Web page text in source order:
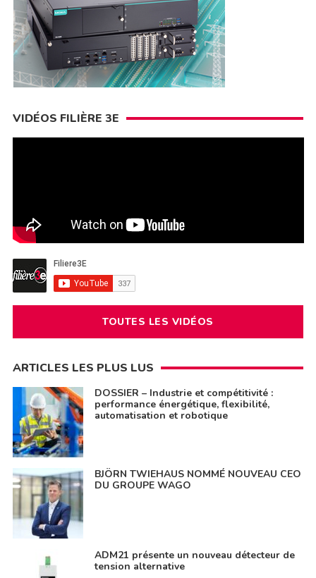
VIDÉOS FILIÈRE 3E
TOUTES LES VIDÉOS
ARTICLES LES PLUS LUS
DOSSIER – Industrie et compétitivité :
performance énergétique, flexibilité,
automatisation et robotique
BJÖRN TWIEHAUS NOMMÉ NOUVEAU CEO
DU GROUPE WAGO
ADM21 présente un nouveau détecteur de
tension alternative